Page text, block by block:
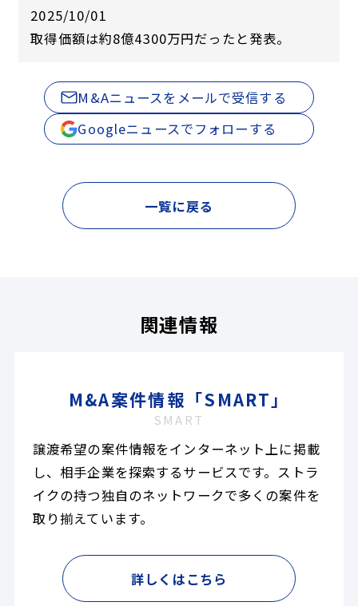
2025/10/01
取得価額は約8億4300万円だったと発表。
M&Aニュースをメールで受信する
Googleニュースでフォローする
一覧に戻る
関連情報
M&A案件情報「SMART」
SMART
譲渡希望の案件情報をインターネット上に掲載
し、相手企業を探索するサービスです。ストラ
イクの持つ独自のネットワークで多くの案件を
取り揃えています。
詳しくはこちら